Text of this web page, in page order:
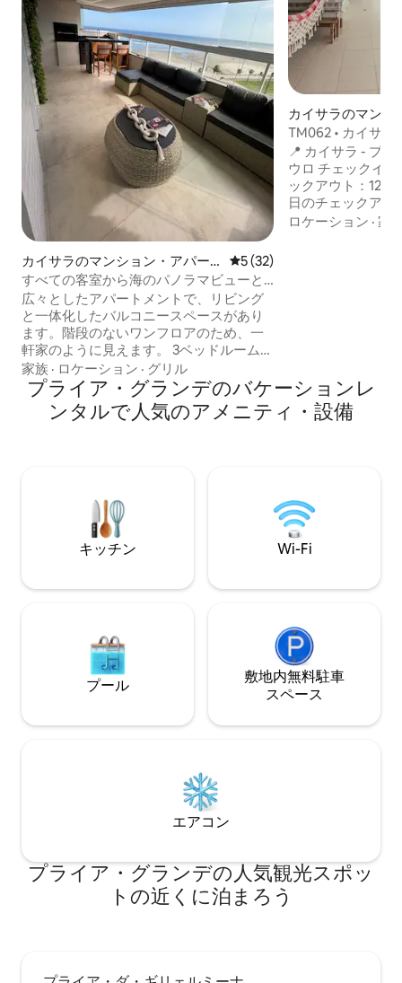
カイサラのマンション・アパー
ト
レビュー32件、5つ星中5つ
5 (32)
すべての客室から海のパノラマビューと
海辺
広々としたアパートメントで、リビング
と一体化したバルコニースペースがあり
ます。階段のないワンフロアのため、一
軒家のように見えます。 3ベッドルーム、
1つのスイート、すべてのダブルベッド、
補助ベッド、全室エアコン完備 5人掛けソ
ファ1台、シェーズ付き ベッドリネン、バ
スタオル、トイレットペーパーなどのア
チテレビ バルコニー 1台テレビ 寝室 43イ
ンチ P 1 ホームシアタールーム
家族 · ロケーション · グリル
カイサラのマンシ
ート
TM062 • カイサラ
タンダード • 駐車
📍 カイサラ - プ
ウロ チェックイ
ックアウト：
日のチェックアウ
予約の前に、広
ロケーション ·家
プライア・グランデのバケーションレ
ンタルで人気のアメニティ・設備
キッチン Wi-Fi
プール
敷地内無料駐⁠車
ス⁠ペ⁠ー⁠ス
エアコン
プライア・グランデの人気観光スポッ
トの近くに泊まろう